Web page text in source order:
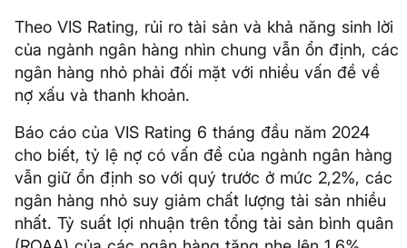
Theo VIS Rating, rủi ro tài sản và khả năng sinh lời
của ngành ngân hàng nhìn chung vẫn ổn định, các
ngân hàng nhỏ phải đối mặt với nhiều vấn đề về
nợ xấu và thanh khoản.
Báo cáo của VIS Rating 6 tháng đầu năm 2024
cho biết, tỷ lệ nợ có vấn đề của ngành ngân hàng
vẫn giữ ổn định so với quý trước ở mức 2,2%, các
ngân hàng nhỏ suy giảm chất lượng tài sản nhiều
nhất. Tỷ suất lợi nhuận trên tổng tài sản bình quân